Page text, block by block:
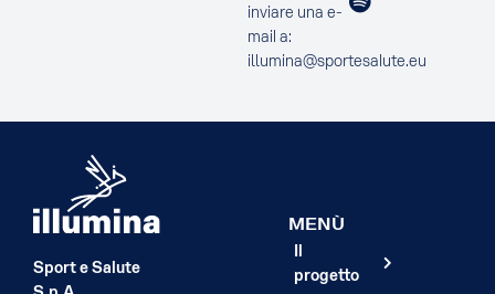
inviare una e-
mail a:
illumina@sportesalute.eu
Sport e Salute
MENÙ
progetto